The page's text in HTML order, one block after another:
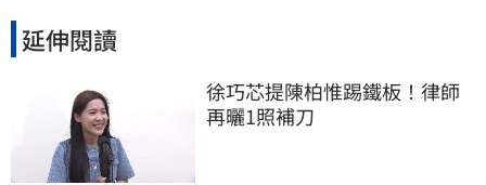
延伸閱讀
徐巧芯提陳柏惟踢鐵板！律師
再曬1照補刀